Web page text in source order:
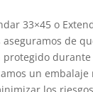
33×45 o
aseguramos de
protegido durante
un embalaje